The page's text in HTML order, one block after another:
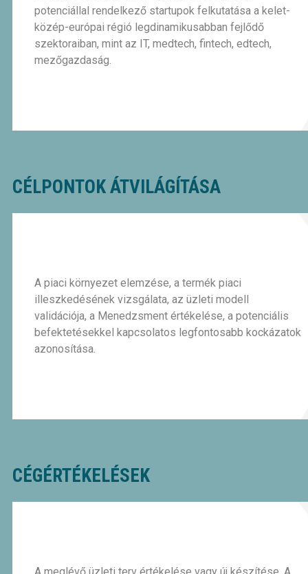
potenciállal rendelkező startupok felkutatása a kelet-
közép-európai régió legdinamikusabban fejlődő
szektoraiban, mint az IT, medtech, fintech, edtech,
mezőgazdaság.
CÉLPONTOK ÁTVILÁGÍTÁSA
A piaci környezet elemzése, a termék piaci
illeszkedésének vizsgálata, az üzleti modell
validációja, a Menedzsment értékelése, a potenciális
befektetésekkel kapcsolatos legfontosabb kockázatok
azonosítása.
CÉGÉRTÉKELÉSEK